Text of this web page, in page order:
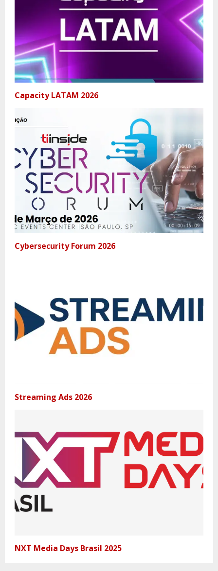
Capacity LATAM 2026
Cybersecurity Forum 2026
Streaming Ads 2026
NXT Media Days Brasil 2025